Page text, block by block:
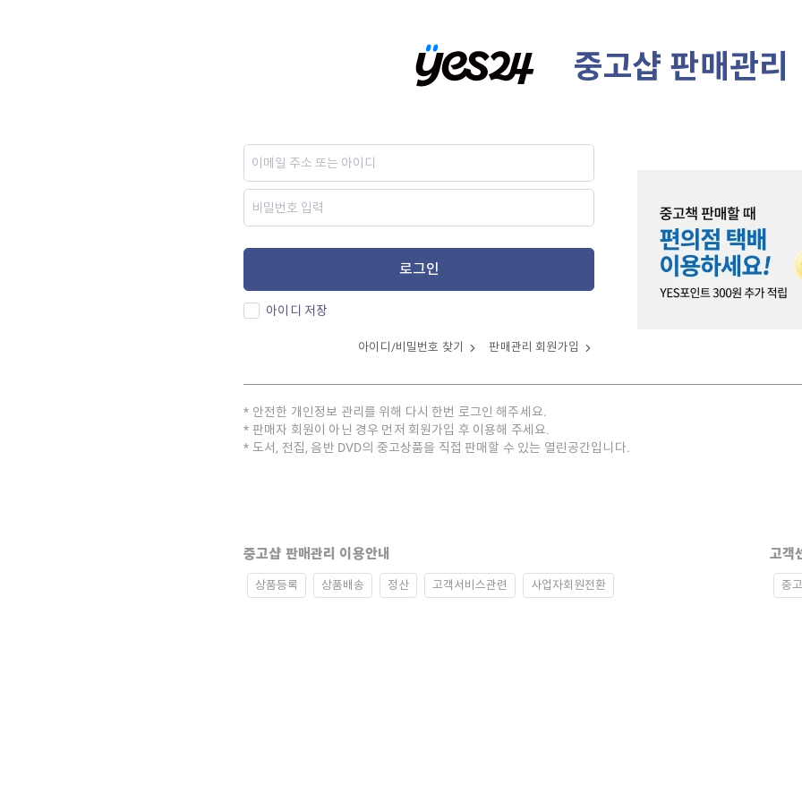
중고샵 판매관리
로그인
아이디 저장
아이디/비밀번호 찾기 판매관리 회원가입
안전한 개인정보 관리를 위해 다시 한번 로그인 해주세요.
판매자 회원이 아닌 경우 먼저 회원가입 후 이용해 주세요.
도서, 전집, 음반 DVD의 중고상품을 직접 판매할 수 있는 열린공간입니다.
중고샵 판매관리 이용안내
상품등록 상품배송 정산 고객서비스관련 사업자회원전환
고객
중